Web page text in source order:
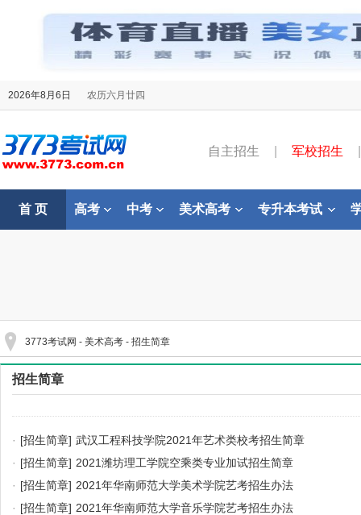
2026年8月6日 农历六月廿四
自主招生 军校招生
首 页 高考 中考 美术高考 专升本考试
3773考试网 - 美术高考 - 招生简章
招生简章
· [招生简章] 武汉工程科技学院2021年艺术类校考招生简章
· [招生简章] 2021潍坊理工学院空乘类专业加试招生简章
· [招生简章] 2021年华南师范大学美术学院艺考招生办法
· [招生简章] 2021年华南师范大学音乐学院艺考招生办法